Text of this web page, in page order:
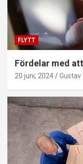
FLYTT
Fördelar med
20 juni, 2024 Gustav